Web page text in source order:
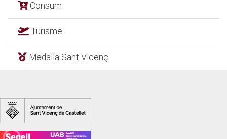
Consum
Turisme
Medalla Sant Vicenç